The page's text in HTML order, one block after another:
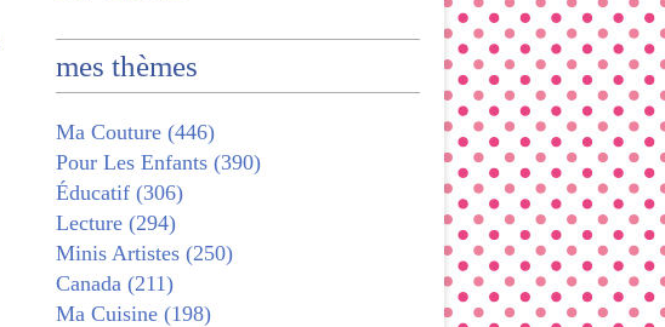
mes thèmes
Ma Couture (446)
Pour Les Enfants (390)
Éducatif (306)
Lecture (294)
Minis Artistes (250)
Canada (211)
Ma Cuisine (198)